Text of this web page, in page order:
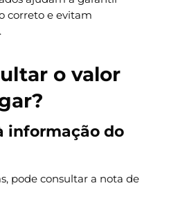
correto e evitam
o valor
informação do
pode consultar a nota de